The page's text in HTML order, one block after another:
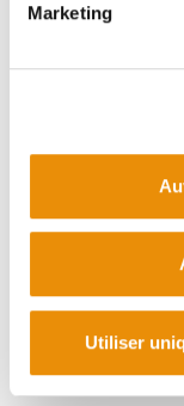
Marketing
Utiliser